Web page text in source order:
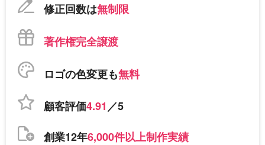
修正回数は無制限
著作権完全譲渡
ロゴの色変更も無料
顧客評価4.91／5
創業12年6,000件以上制作実績